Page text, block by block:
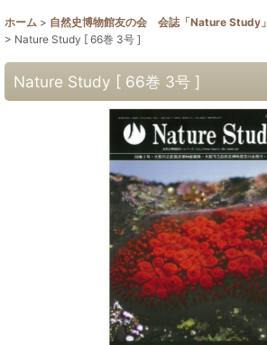
ホーム > 自然史博物館友の会 会誌「Nature Study」
> Nature Study [ 66巻 3号 ]
Nature Study [ 66巻 3号 ]